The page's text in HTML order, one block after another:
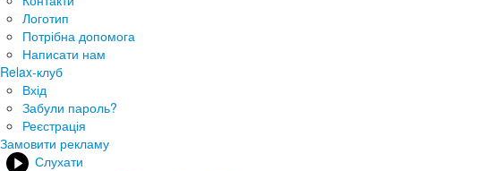
Логотип
Потрібна допомога
Написати нам
Relax-клуб
Вхід
Забули пароль?
Реєстрація
Замовити рекламу
Слухати